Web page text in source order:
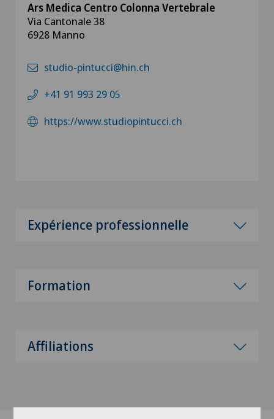
Ars Medica Centro Colonna Vertebrale
Via Cantonale 38
6928 Manno
studio-pintucci@hin.ch
+41 91 993 29 05
https://www.studiopintucci.ch
Expérience professionnelle
Formation
Affiliations